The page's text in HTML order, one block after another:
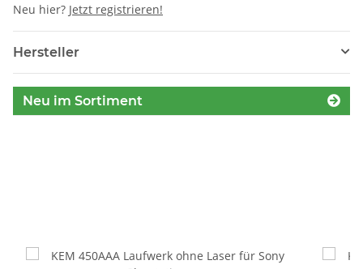
Neu hier? Jetzt registrieren!
Hersteller
Neu im Sortiment